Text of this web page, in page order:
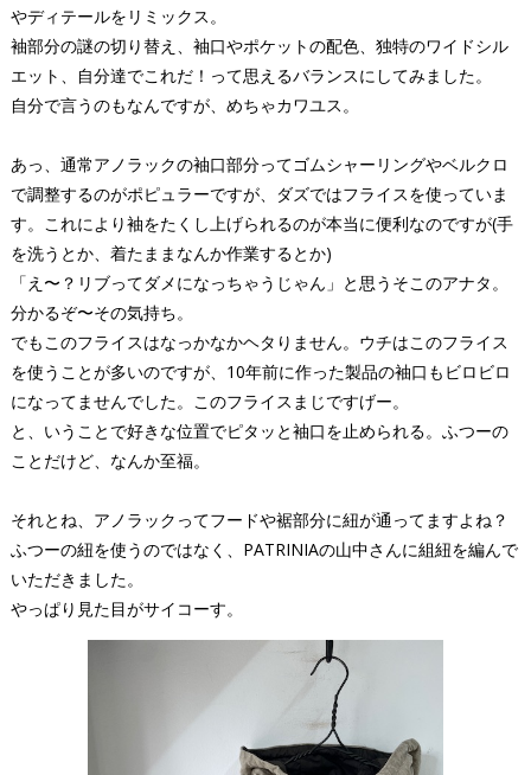
やディテールをリミックス。
袖部分の謎の切り替え、袖口やポケットの配色、独特のワイドシル
エット、自分達でこれだ！って思えるバランスにしてみました。
自分で言うのもなんですが、めちゃカワユス。
あっ、通常アノラックの袖口部分ってゴムシャーリングやベルクロ
で調整するのがポピュラーですが、ダズではフライスを使っていま
す。これにより袖をたくし上げられるのが本当に便利なのですが(手
を洗うとか、着たままなんか作業するとか)
「え〜？リブってダメになっちゃうじゃん」と思うそこのアナタ。
分かるぞ〜その気持ち。
でもこのフライスはなっかなかヘタりません。ウチはこのフライス
を使うことが多いのですが、10年前に作った製品の袖口もビロビロ
になってませんでした。このフライスまじですげー。
と、いうことで好きな位置でピタッと袖口を止められる。ふつーの
ことだけど、なんか至福。
それとね、アノラックってフードや裾部分に紐が通ってますよね？
ふつーの紐を使うのではなく、PATRINIAの山中さんに組紐を編んで
いただきました。
やっぱり見た目がサイコーす。